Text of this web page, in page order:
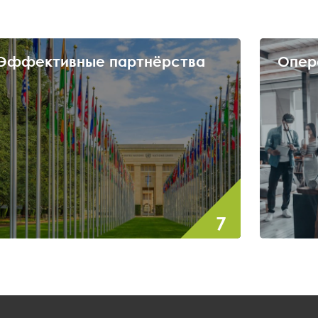
рост
конкурентную экономическую модель,
равной степени привлекательную для
и капитала.
мероприятия 8
Рост
14
1 Форум
1